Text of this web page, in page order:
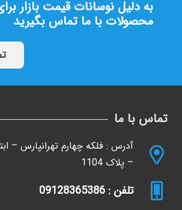
به دلیل نوسانات قیمت بازار
محصولات با ما تماس بگیرید
تماس با ما
آدرس : فلکه چهارم تهرانپارس –
– پلاک 1104
تلفن : 09128365386